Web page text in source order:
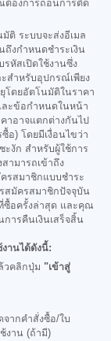
ต้องการถอนการติด
ติ ระบบจะส่งอีเมล
ถึงกำหนดชำระเงิน
หัสเปิดใช้งานซึ่ง
ะสำหรับอุปกรณ์เพียง
โดยอัตโนมัติในราคา
ละข้อกำหนดในหน้า
าอาจแตกต่างกันไป
อ) โดยมีเงื่อนไขว่า
ะงัก สำหรับผู้ใช้การ
ามารถเข้าถึง
รสมาชิกแบบชำระ
สมัครสมาชิกปัจจุบัน
ซื้อครั้งล่าสุด และคุณ
ารคืนเงินเสร็จสิ้น
านได้ดังนี้:
วคลิกปุ่ม "เข้าสู่
จากคำสั่งซื้อ/ใบ
งาน (ถ้ามี)